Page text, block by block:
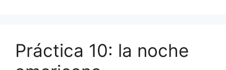
Práctica 10: la noche